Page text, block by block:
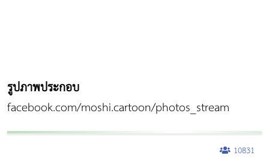
รูปภาพประกอบ
facebook.com/moshi.cartoon/photos_stream
10831